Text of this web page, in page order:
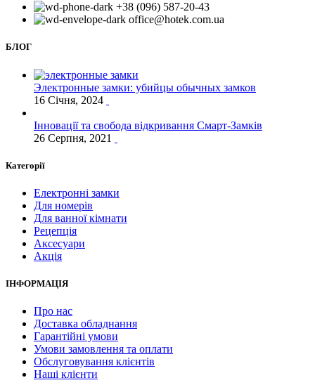
+38 (096) 587-20-43
office@hotek.com.ua
БЛОГ
Электронные замки: убийцы обычных замков
16 Січня, 2024
Інновації та свобода відкривання Смарт-Замків
26 Серпня, 2021
Категорії
Електронні замки
Для номерів
Для ванної кімнати
Рецепція
Аксесуари
Акція
ІНФОРМАЦІЯ
Про нас
Доставка обладнання
Гарантійні умови
Умови замовлення та оплати
Обслуговування клієнтів
Наші клієнти